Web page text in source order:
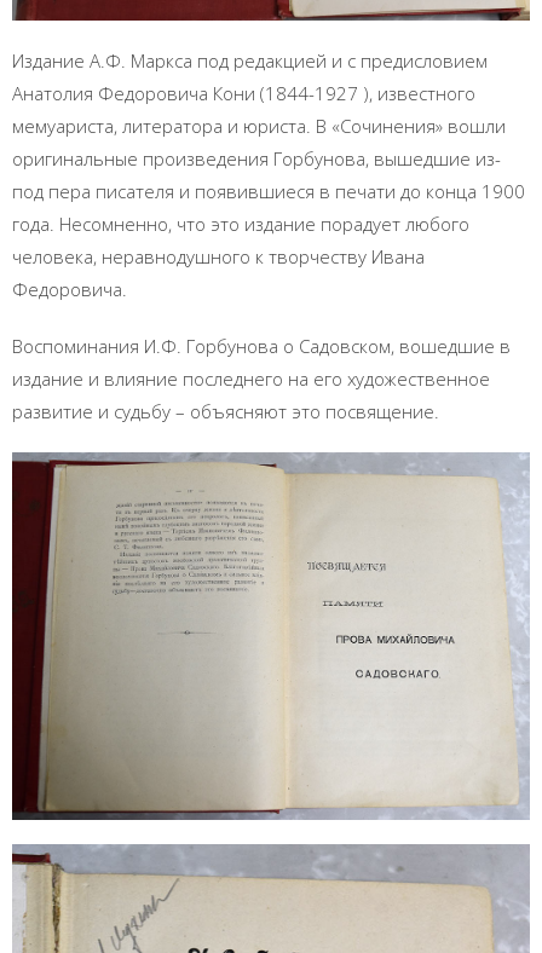
Издание А.Ф. Маркса под редакцией и с предисловием
Анатолия Федоровича Кони (1844-1927 ), известного
мемуариста, литератора и юриста. В «Сочинения» вошли
оригинальные произведения Горбунова, вышедшие из-
под пера писателя и появившиеся в печати до конца 1900
года. Несомненно, что это издание порадует любого
человека, неравнодушного к творчеству Ивана
Федоровича.
Воспоминания И.Ф. Горбунова о Садовском, вошедшие в
издание и влияние последнего на его художественное
развитие и судьбу – объясняют это посвящение.